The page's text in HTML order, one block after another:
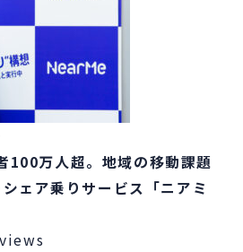
100万人超。地域の移動課題
ェア乗りサービス「ニアミ